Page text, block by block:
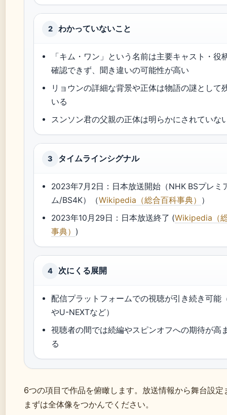
2 わかっていないこと
「キム・ワン」という名前は主要キャスト・役
確認できず、聞き違いの可能性が高い
リョウンの詳細な背景や正体は物語の謎として
いる
スンソン君の父親の正体は明らかにされていな
3 タイムラインシグナル
2023年7月2日：日本放送開始（NHK BSプレミ
ム/BS4K）（Wikipedia（総合百科事典） ）
2023年10月29日：日本放送終了 (Wikipedia（
事典） )
4 次にくる展開
配信プラットフォームでの視聴が引き続き可能
やU-NEXTなど）
視聴者の間では続編やスピンオフへの期待が高
る
6つの項目で作品を俯瞰します。放送情報から舞台設定
まずは全体像をつかんでください。